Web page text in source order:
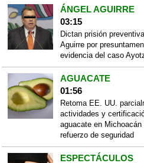
ÁNGEL AGUIRRE
03:15
Dictan prisión
Aguirre por
evidencia del caso
AGUACATE
01:56
Retoma EE. UU.
actividades y
aguacate en Michoacán
refuerzo de seguridad
ESPECTÁCULOS